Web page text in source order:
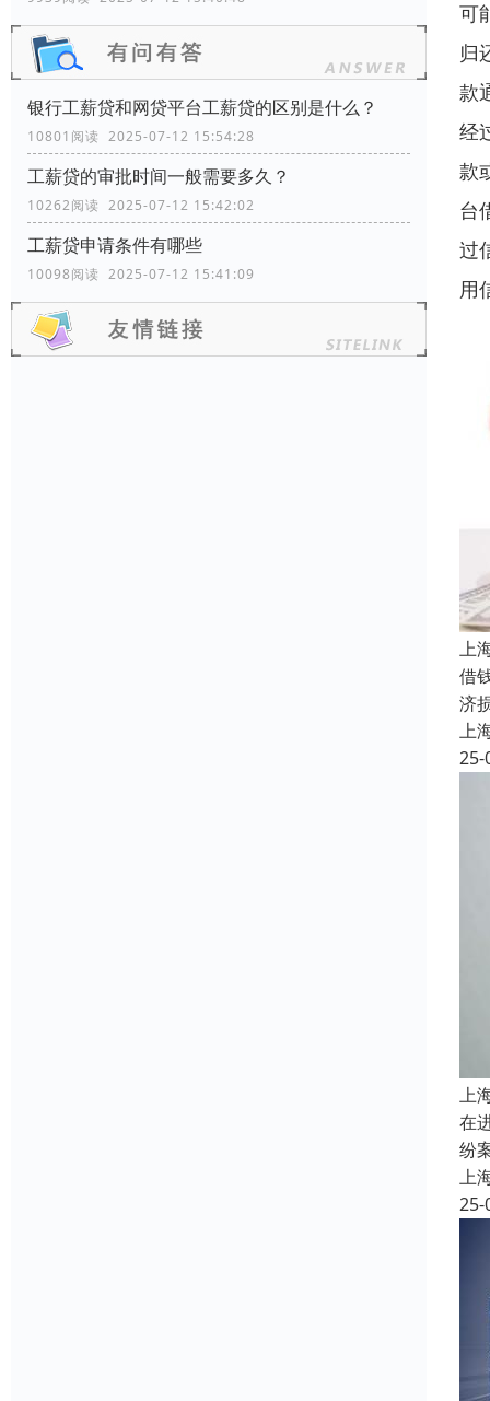
银行工薪贷和网贷平台工薪贷的区别是什么？
10801阅读 2025-07-12 15:54:28
工薪贷的审批时间一般需要多久？
10262阅读 2025-07-12 15:42:02
工薪贷申请条件有哪些
10098阅读 2025-07-12 15:41:09
可
归
款
经
款
台
过
用
上
借
济
上
25-
上
在
纷
上
25-